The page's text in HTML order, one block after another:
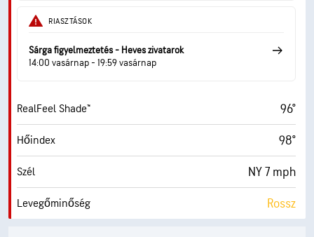
Látási visz.
RIASZTÁSOK
Sárga figyelmeztetés - Heves zivatarok
14:00 vasárnap - 19:59 vasárnap
RealFeel Shade™ 96°
Hőindex 98°
Szél NY 7 mph
Levegőminőség Rossz